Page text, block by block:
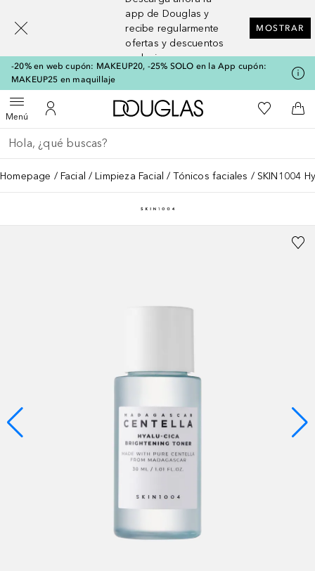
app de Douglas y
recibe regularmente
ofertas y descuentos
exclusivos
MOSTRAR
-20% en web cupón: MAKEUP20, -25% SOLO en la App cupón:
MAKEUP25 en maquillaje
MenúAbrir menúMi cuenta
A Douglas HomeMi lista de
A
Regresar
Ejecutar búsqueda
Homepage Facial Limpieza Facial Tónicos faciales SKIN1004
[navigation.slideout.screenreader]